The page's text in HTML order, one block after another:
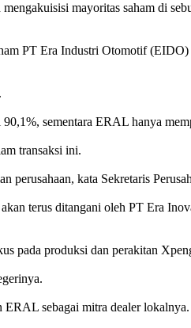
mayoritas saham di
PT Era Industri Otomotif
sementara ERAL hanya
transaksi ini.
perusahaan, kata Sekretaris
terus ditangani oleh PT Era
pada produksi dan perakitan
ERAL sebagai mitra dealer lokalnya.